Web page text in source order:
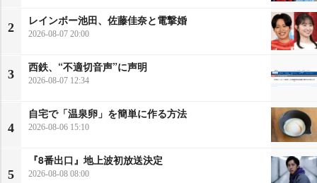
2
レインボー池田、佐藤佳奈と電撃婚
2026-08-07 20:00
3
西鉄、“不適切音声”に声明
2026-08-07 12:34
4
自宅で「温泉卵」を簡単に作る方法
2026-08-06 15:10
5
『8番出口』地上波初放送決定
2026-08-08 08:00